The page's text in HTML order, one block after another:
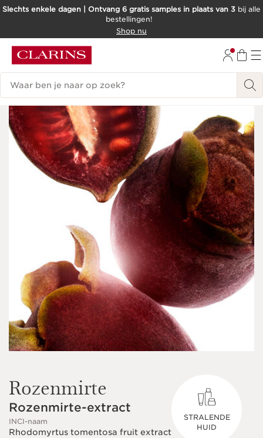
DOORGAAN NAAR INHOUD
Slechts enkele dagen | Ontvang 6 gratis samples in plaats van 3 bij alle
bestellingen!
Shop nu
Zoekgeschiedenis
Rozenmirte
Rozenmirte-extract
INCI-naam
Rhodomyrtus tomentosa fruit extract
STRALENDE
HUID